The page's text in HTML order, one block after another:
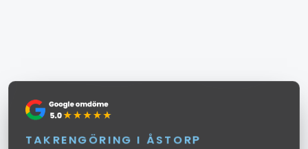
TAK RENGÖRING I ÅST ORP